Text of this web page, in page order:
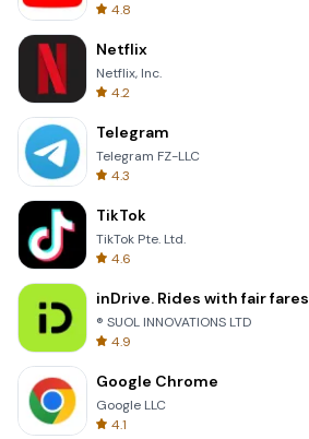
4.8
Netflix
Netflix, Inc.
4.2
Telegram
Telegram FZ-LLC
4.3
TikTok
TikTok Pte. Ltd.
4.6
inDrive. Rides with fair fares
® SUOL INNOVATIONS LTD
4.9
Google Chrome
Google LLC
4.1